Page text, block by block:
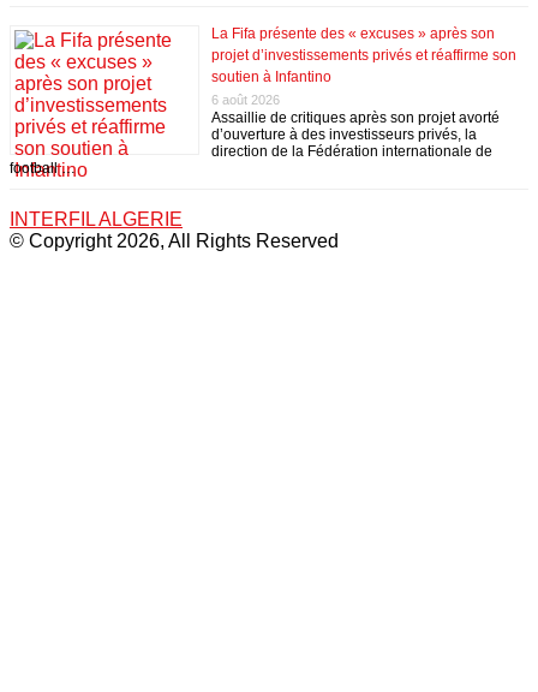
La Fifa présente des « excuses » après son
projet d’investissements privés et réaffirme son
soutien à Infantino
6 août 2026
Assaillie de critiques après son projet avorté
d’ouverture à des investisseurs privés, la
direction de la Fédération internationale de
football …
INTERFIL ALGERIE
© Copyright 2026, All Rights Reserved